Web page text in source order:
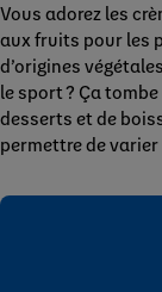
Vous adorez les
aux fruits pour les
d’origines
le sport ? Ça
desserts et de
permettre de